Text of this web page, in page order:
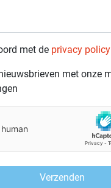
met de privacy policy
Verzenden